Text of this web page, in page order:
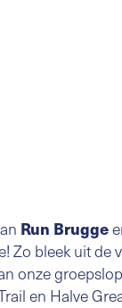
Run Brugge
Zo bleek uit de
onze
en Halve